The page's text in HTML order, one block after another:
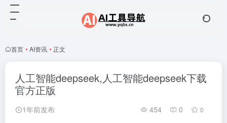
首页 • AI资讯 • 正文
人工智能deepseek,人工智能deepseek下载
官方正版
1年前发布 454 0 0